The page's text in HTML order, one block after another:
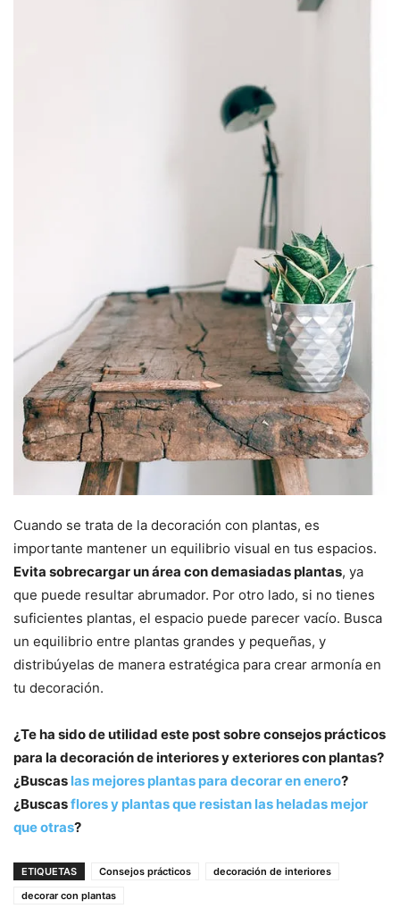
Cuando se trata de la decoración con plantas, es
importante mantener un equilibrio visual en tus espacios.
Evita sobrecargar un área con demasiadas plantas, ya
que puede resultar abrumador. Por otro lado, si no tienes
suficientes plantas, el espacio puede parecer vacío. Busca
un equilibrio entre plantas grandes y pequeñas, y
distribúyelas de manera estratégica para crear armonía en
tu decoración.
¿Te ha sido de utilidad este post sobre consejos prácticos
para la decoración de interiores y exteriores con plantas?
¿Buscas las mejores plantas para decorar en enero?
¿Buscasflores y plantas que resistan las heladas mejor
que otras?
ETIQUETAS Consejos prácticos
decoración de interiores
decorar con plantas